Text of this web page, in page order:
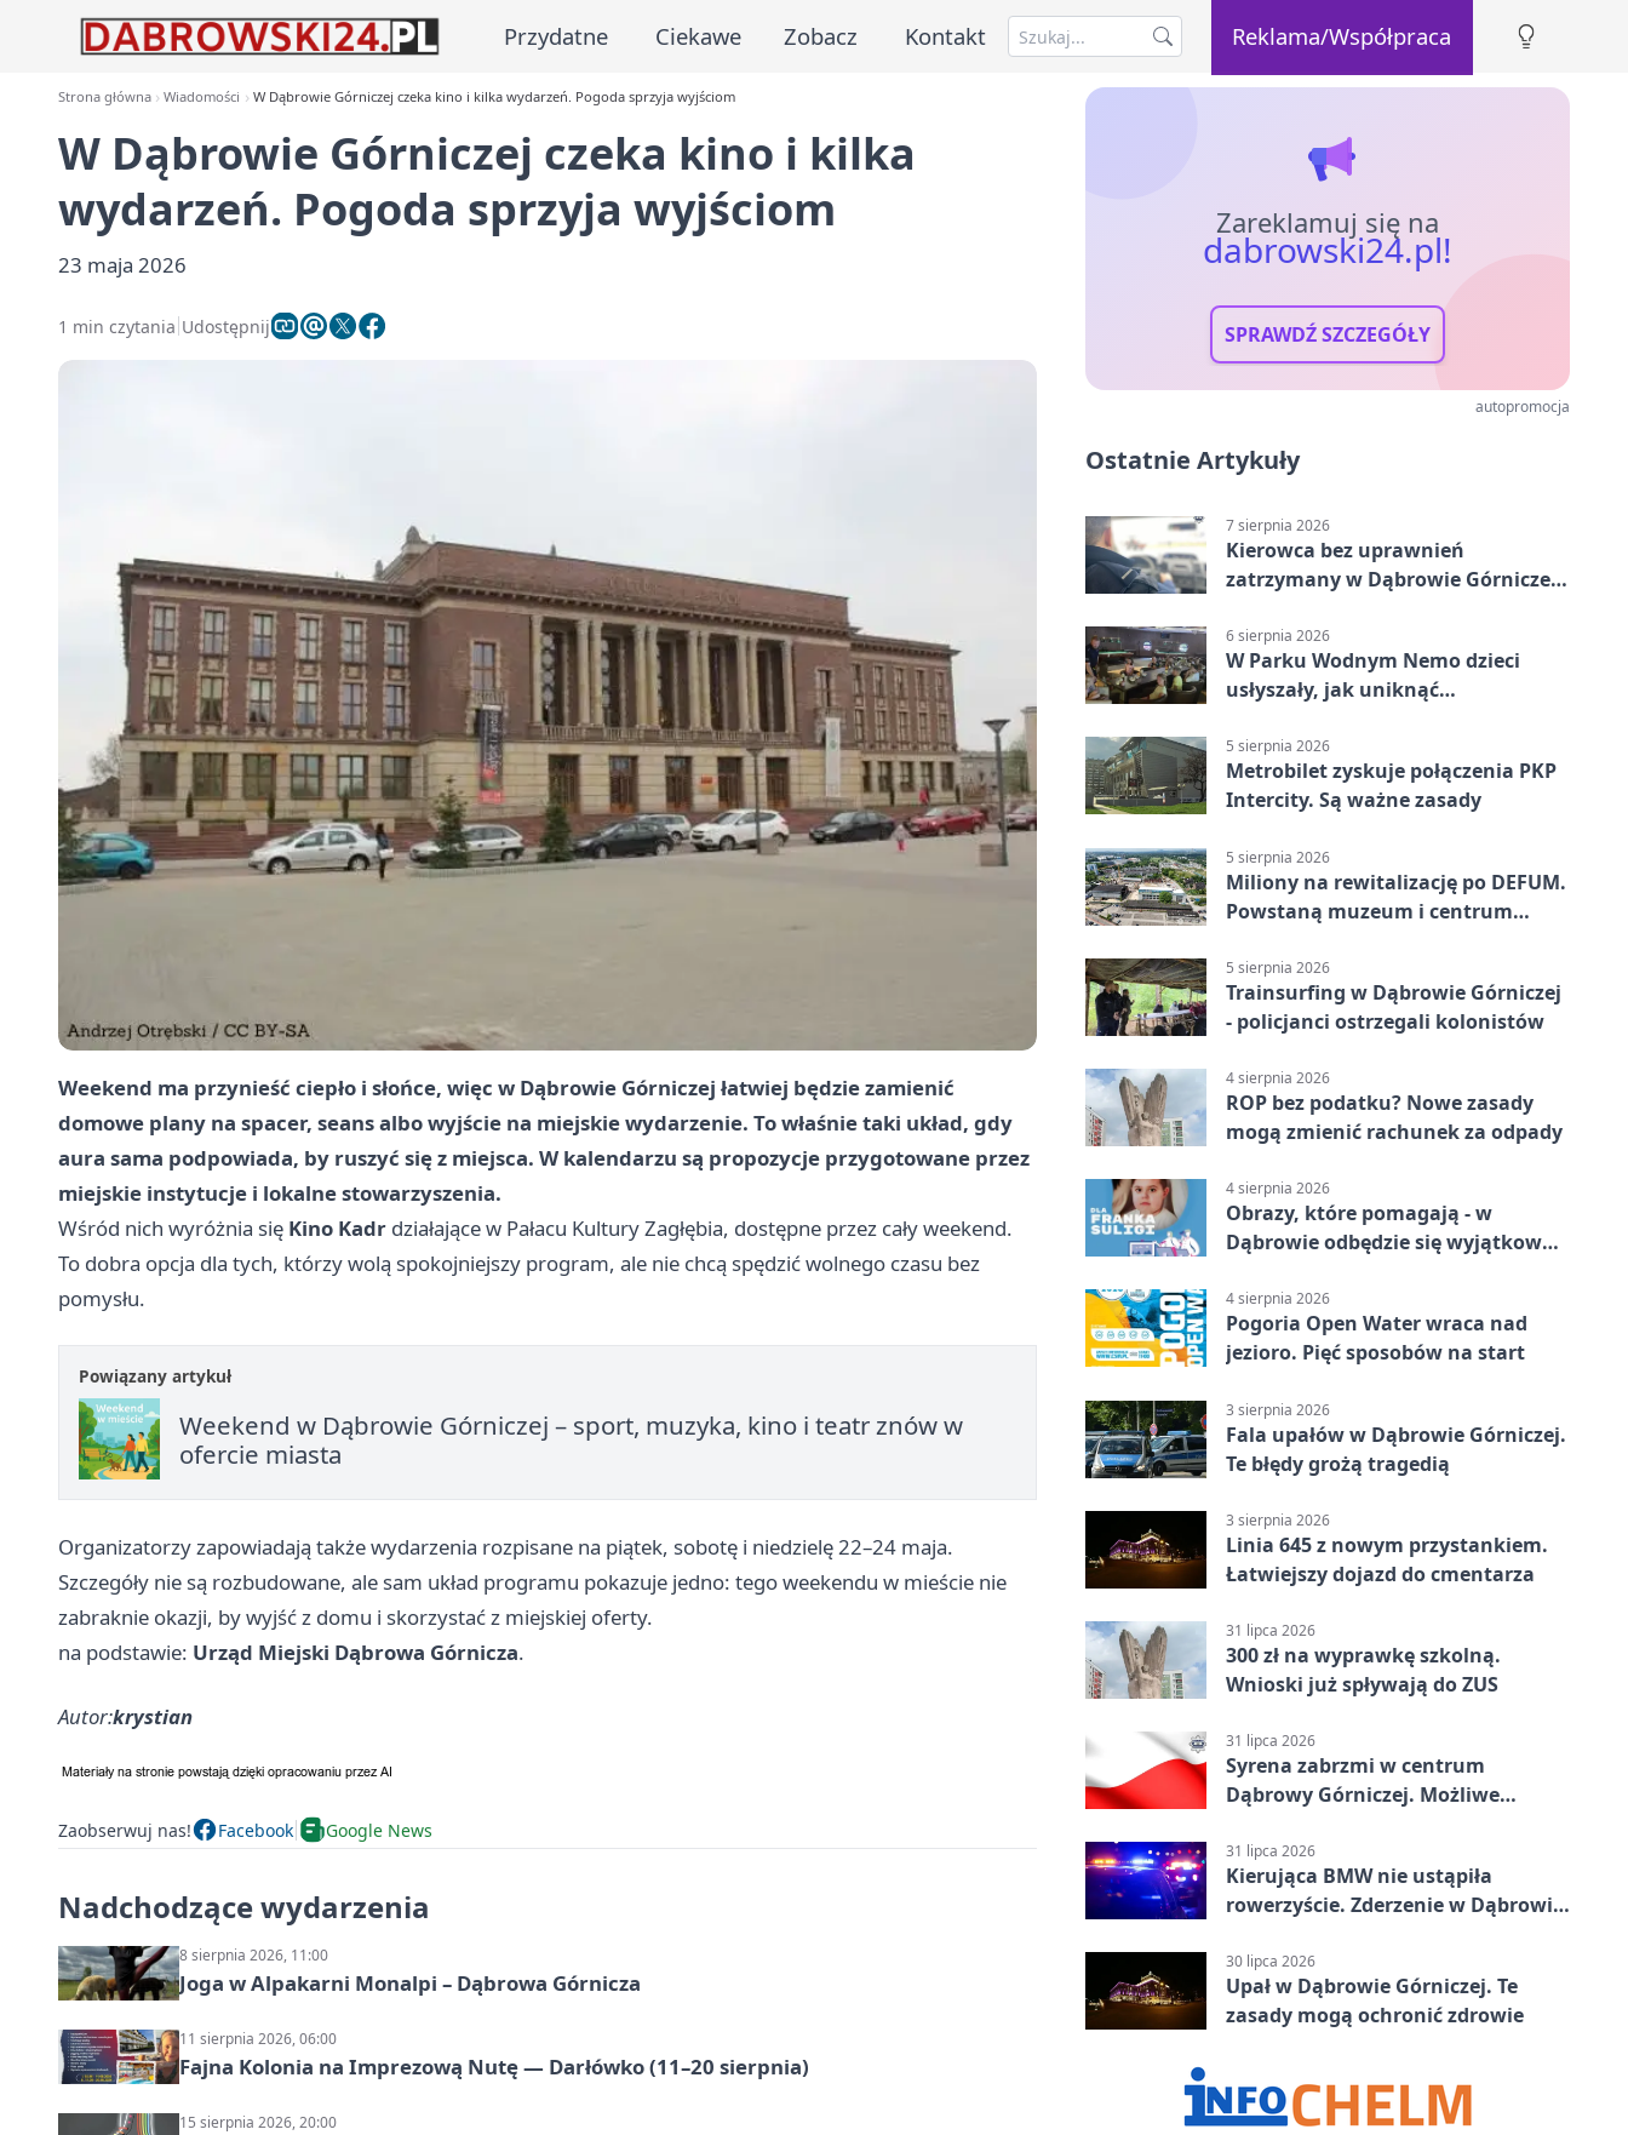
Przydatne Ciekawe Zobacz Kontakt Reklama/Współpraca
Strona główna Wiadomości W Dąbrowie Górniczej czeka kino i kilka wydarzeń. Pogoda sprzyja wyjściom
W Dąbrowie Górniczej czeka kino i kilka
wydarzeń. Pogoda sprzyja wyjściom
23 maja 2026
1 min czytania Udostępnij
Weekend ma przynieść ciepło i słońce, więc w Dąbrowie Górniczej łatwiej będzie zamienić
domowe plany na spacer, seans albo wyjście na miejskie wydarzenie. To właśnie taki układ, gdy
aura sama podpowiada, by ruszyć się z miejsca. W kalendarzu są propozycje przygotowane przez
miejskie instytucje i lokalne stowarzyszenia.
Wśród nich wyróżnia się Kino Kadr działające w Pałacu Kultury Zagłębia, dostępne przez cały weekend.
To dobra opcja dla tych, którzy wolą spokojniejszy program, ale nie chcą spędzić wolnego czasu bez
pomysłu.
Powiązany artykuł
Weekend w Dąbrowie Górniczej – sport, muzyka, kino i teatr znów w
ofercie miasta
Organizatorzy zapowiadają także wydarzenia rozpisane na piątek, sobotę i niedzielę 22–24 maja.
Szczegóły nie są rozbudowane, ale sam układ programu pokazuje jedno: tego weekendu w mieście nie
zabraknie okazji, by wyjść z domu i skorzystać z miejskiej oferty.
na podstawie: Urząd Miejski Dąbrowa Górnicza.
Autor:krystian
Zaobserwuj nas! Facebook Google News
Nadchodzące wydarzenia
8 sierpnia 2026, 11:00
Joga w Alpakarni Monalpi – Dąbrowa Górnicza
11 sierpnia 2026, 06:00
Fajna Kolonia na Imprezową Nutę — Darłówko (11–20 sierpnia)
15 sierpnia 2026, 20:00
Zareklamuj się na
dabrowski24.pl!
SPRAWDŹ SZCZEGÓŁY
autopromocja
Ostatnie Artykuły
7 sierpnia 2026
Kierowca bez uprawnień
zatrzymany w Dąbrowie Górniczej.
6 sierpnia 2026
W Parku Wodnym Nemo dzieci
usłyszały, jak uniknąć
5 sierpnia 2026
Metrobilet zyskuje połączenia PKP
Intercity. Są ważne zasady
5 sierpnia 2026
Miliony na rewitalizację po DEFUM.
Powstaną muzeum i centrum
5 sierpnia 2026
Trainsurfing w Dąbrowie Górniczej
- policjanci ostrzegali kolonistów
4 sierpnia 2026
ROP bez podatku? Nowe zasady
mogą zmienić rachunek za odpady
4 sierpnia 2026
Obrazy, które pomagają - w
Dąbrowie odbędzie się wyjątkowa
4 sierpnia 2026
Pogoria Open Water wraca nad
jezioro. Pięć sposobów na start
3 sierpnia 2026
Fala upałów w Dąbrowie Górniczej.
Te błędy grożą tragedią
3 sierpnia 2026
Linia 645 z nowym przystankiem.
Łatwiejszy dojazd do cmentarza
31 lipca 2026
300 zł na wyprawkę szkolną.
Wnioski już spływają do ZUS
31 lipca 2026
Syrena zabrzmi w centrum
Dąbrowy Górniczej. Możliwe
31 lipca 2026
Kierująca BMW nie ustąpiła
rowerzyście. Zderzenie w Dąbrowie
30 lipca 2026
Upał w Dąbrowie Górniczej. Te
zasady mogą ochronić zdrowie